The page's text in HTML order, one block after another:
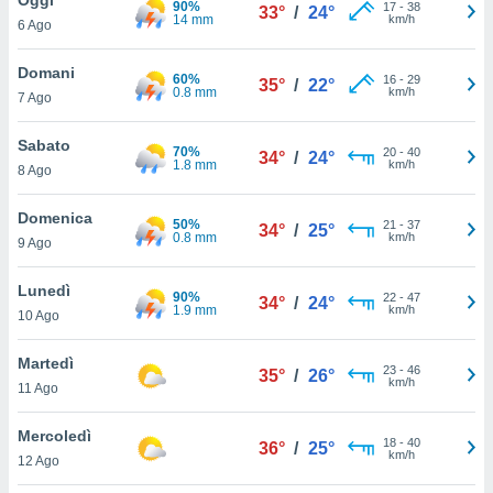
è
al sito
di
ci
di
il
un
la
nella
6 Ago
90%
14 mm
33° / 24° 17- 38
km/h
Domani
7 Ago
60%
0.8 mm
35° / 22° 16- 29
km/h
Sabato
8 Ago
70%
1.8 mm
34° / 24° 20- 40
km/h
Domenica
9 Ago
50%
0.8 mm
34° / 25° 21 - 37
km/h
Lunedì
10 Ago
90%
1.9 mm
34° / 24° 22- 47
km/h
Martedì
11 Ago
35° / 26° 23- 46
km/h
Mercoledì
12 Ago
36° / 25° 18- 40
km/h